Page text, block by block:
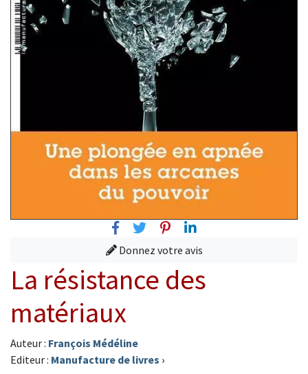
FacebookTwitterPinterest
Linkedin
Donnez votre avis
La résistance des
matériaux
Auteur : François Médéline
Editeur : Manufacture de livres ›